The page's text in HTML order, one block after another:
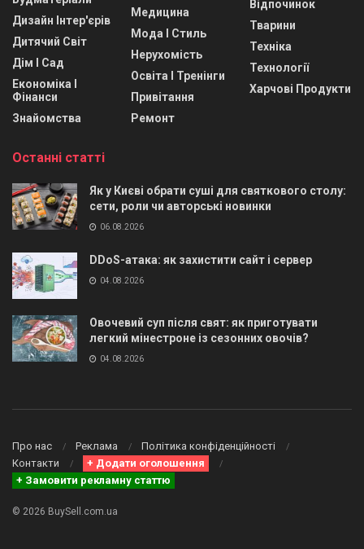
Дизайн Інтер'єрів
Дитячий Світ
Дім І Сад
Економіка І
Фінанси
Знайомства
Медицина
Мода І Стиль
Нерухомість
Освіта І Тренінги
Привітання
Ремонт
Відпочинок
Тварини
Техніка
Технології
Харчові Продукти
Останні статті
Як у Києві обрати суші для святкового столу:
сети, роли чи авторські новинки
06.08.2026
DDoS-атака: як захистити сайт і сервер
04.08.2026
Овочевий суп після свят: як приготувати
легкий мінестроне із сезонних овочів?
04.08.2026
Про нас Реклама
Політика конфіденційності
Контакти
+ Додати оголошення
+ Замовити рекламну статтю
© 2026 BuySell.com.ua